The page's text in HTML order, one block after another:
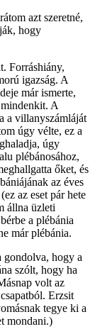
azt szeretné,
hogy
Forráshiány,
igazság. A
már ismerte,
A
a villanyszámláját
úgy vélte, ez a
úgy
plébánosához,
őket, és
az éves
az eset pár hete
állna üzleti
a plébánia
már plébánia.
gondolva, hogy a
szólt, hogy ha
volt az
Erzsit
tegye ki a
mondani.)